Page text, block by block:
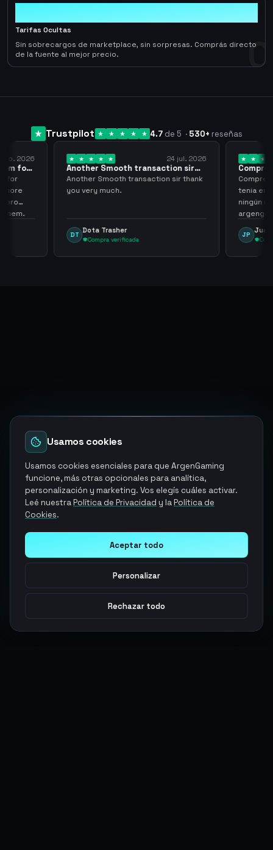
0
Tarifas Ocultas
Sin sobrecargos de marketplace, sin sorpresas. Comprás directo
de la fuente al mejor precio.
Trustpilot 4.7 de 5 · 530+ reseñas
2026
for
for
more
zero
them.
24 jul. 2026
Another Smooth transaction sir
thank…
Another Smooth transaction sir thank
you very much.
DT
Dota Trasher
Compra verificada
Compre
los…
Compre
tenia en
ningún
JP
Juan
Usamos cookies
Usamos cookies esenciales para que ArgenGaming
funcione, más otras opcionales para analítica,
personalización y marketing. Vos elegís cuáles activar.
Leé nuestraPolítica de Privacidad y laPolítica de
Cookies.
Aceptar todo
Personalizar
Rechazar todo